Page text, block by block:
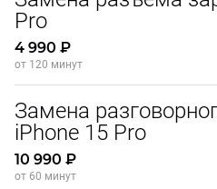
Pro
4 990 ₽
от 120 минут
Замена
iPhone 15 Pro
10 990 ₽
от 60 минут